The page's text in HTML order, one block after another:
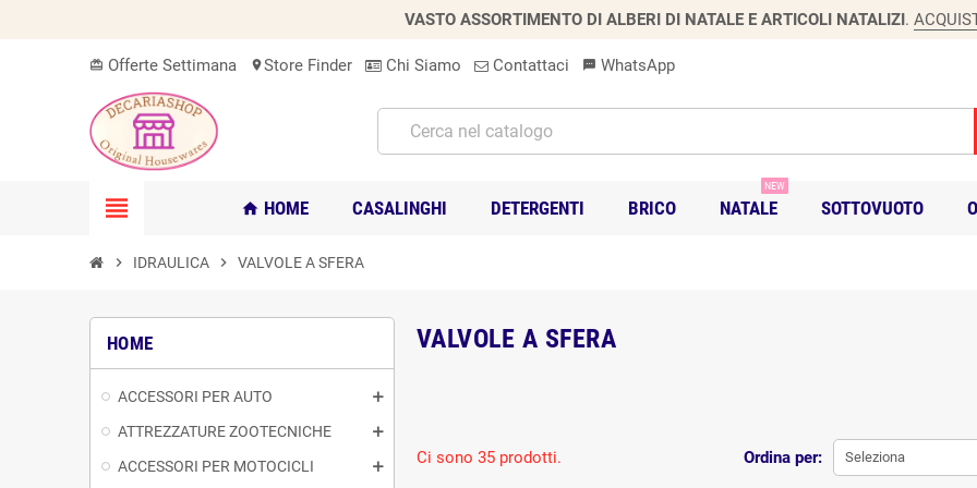
VASTO ASSORTIMENTO DI ALBERI DI NATALE E ARTICOLI NATALIZI.
card_giftcard Offerte Settimana location_onStore Finder Chi Siamo Contattaci sms WhatsApp
view_headline home HOME CASALINGHI DETERGENTI BRICO NATALE
NEW
SOTTOVUOTO
chevron_right IDRAULICA chevron_right VALVOLE A SFERA
HOME
ACCESSORI PER AUTO
ATTREZZATURE ZOOTECNICHE
ACCESSORI PER MOTOCICLI
VALVOLE A SFERA
Ordina per: Seleziona
Ci sono 35 prodotti.